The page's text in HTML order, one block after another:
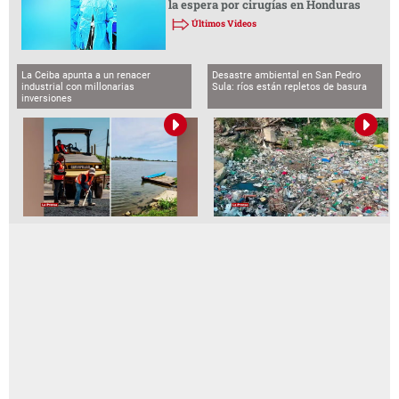
la espera por cirugías en Honduras
Últimos Videos
La Ceiba apunta a un renacer
industrial con millonarias
inversiones
Desastre ambiental en San Pedro
Sula: ríos están repletos de basura